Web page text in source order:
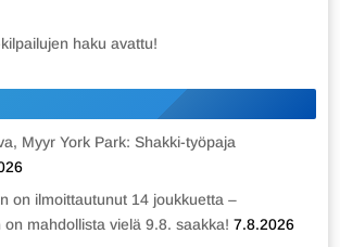
haku avattu!
Myyr York Park: Shakki-työpaja
on ilmoittautunut 14 joukkuetta –
on mahdollista vielä 9.8. saakka! 7.8.2026